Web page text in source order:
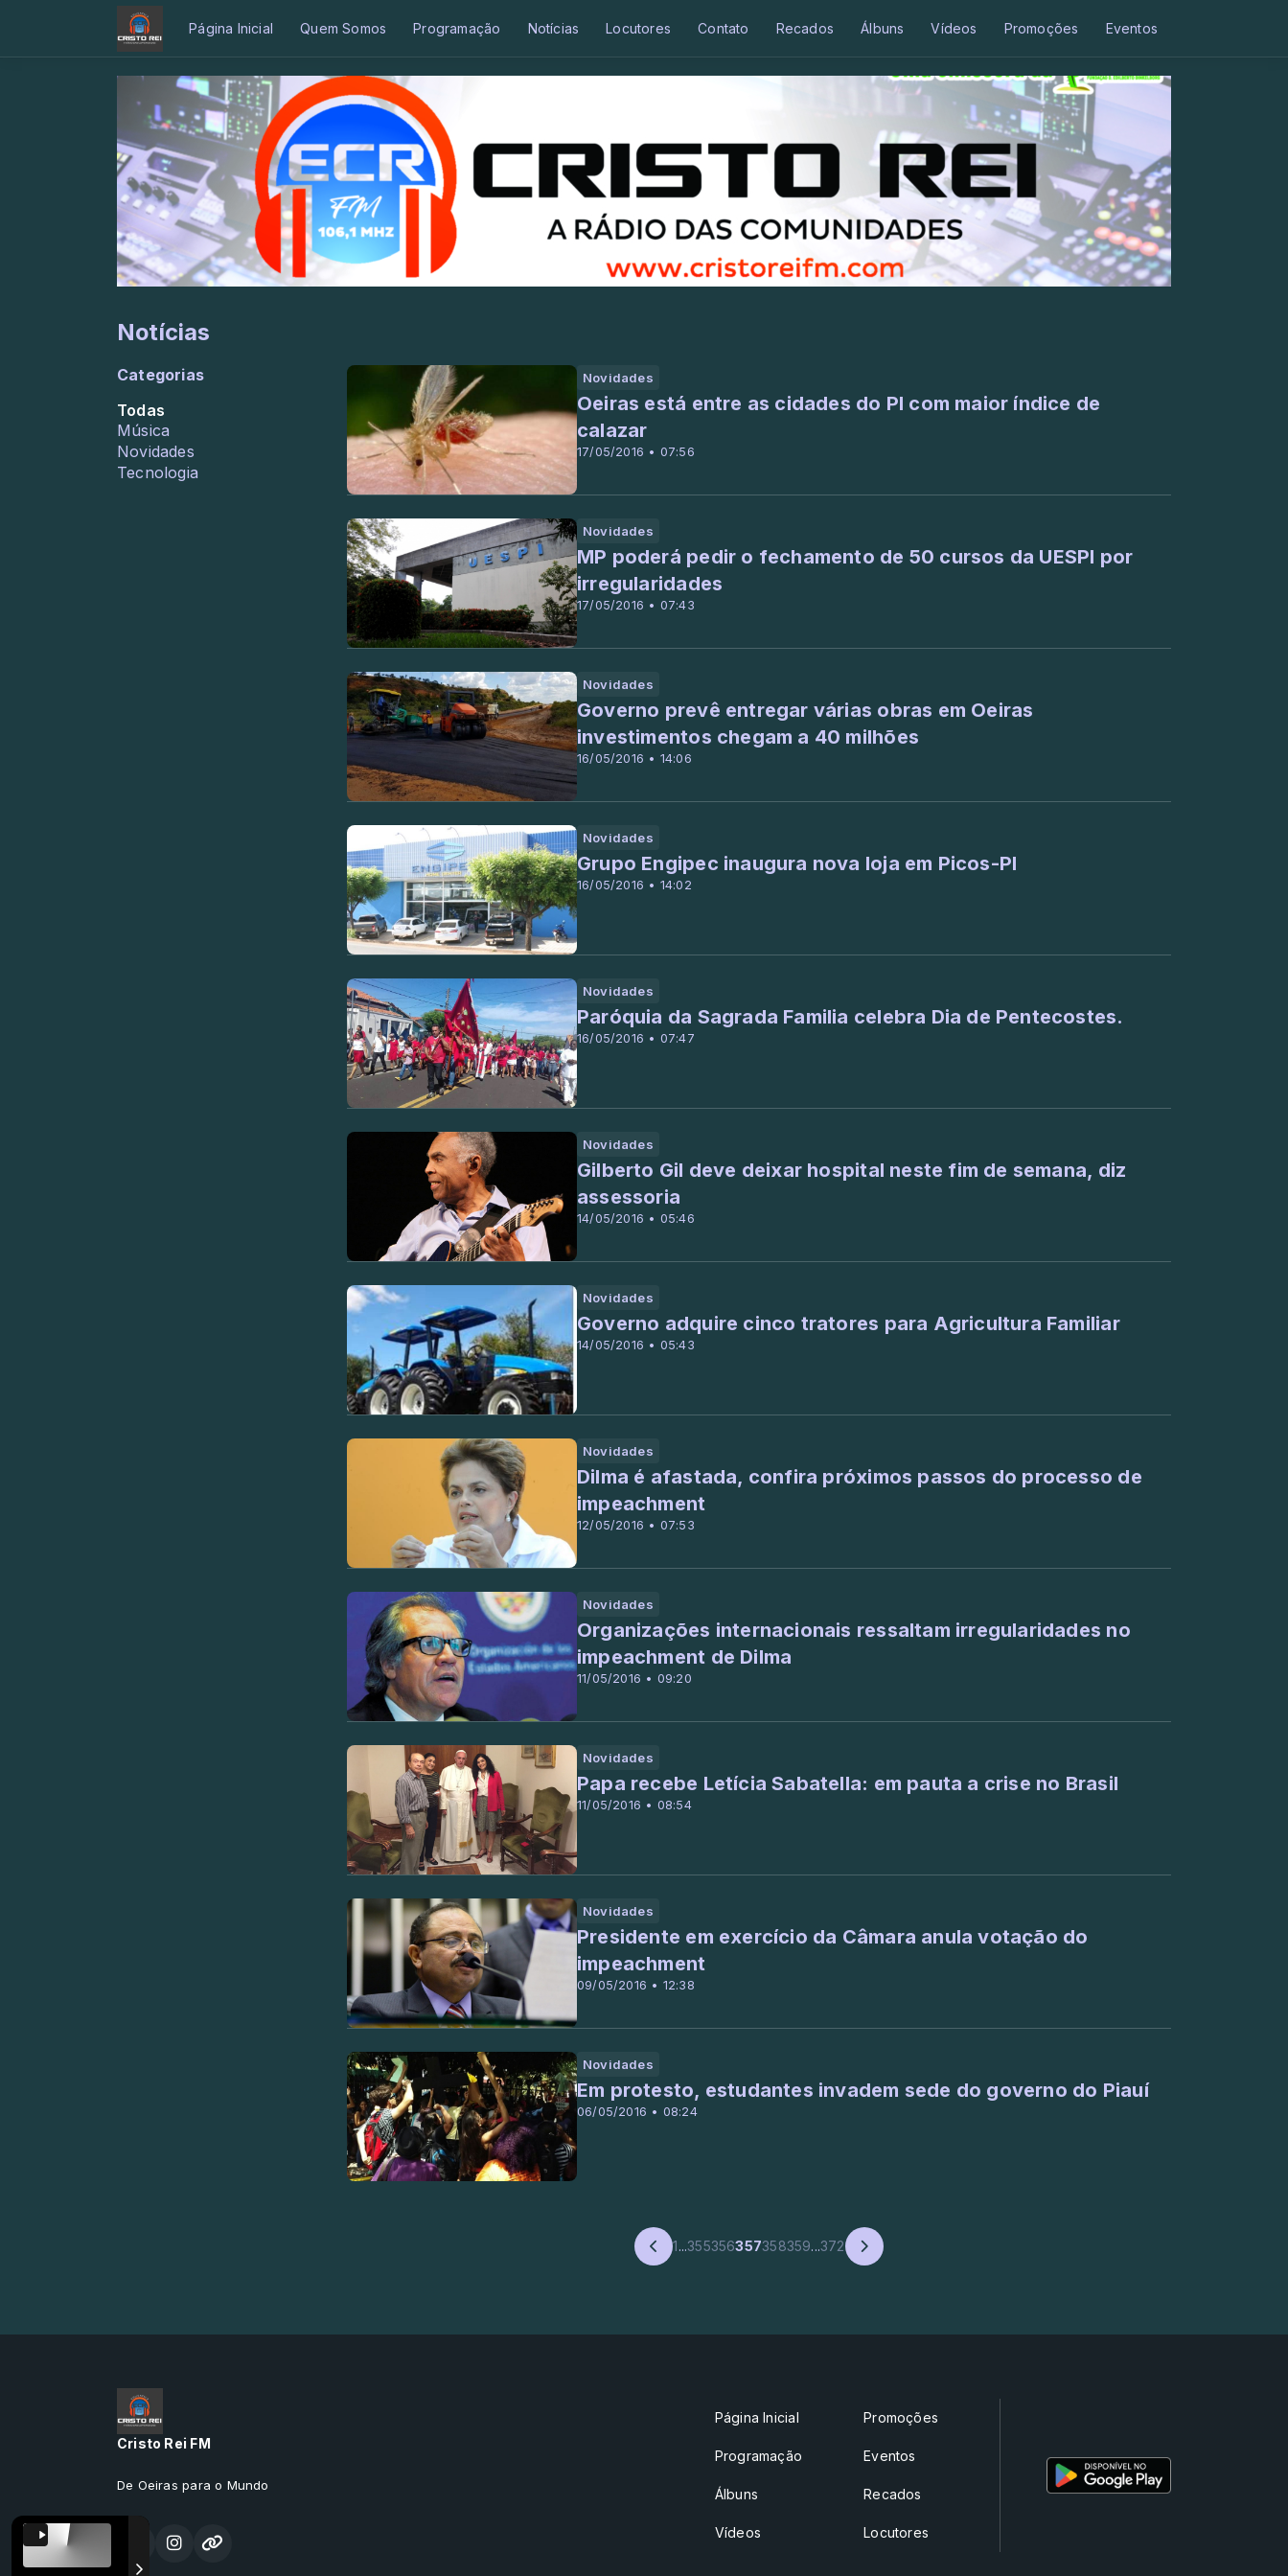
Página Inicial Quem Somos Programação Notícias Locutores Contato Recados Álbuns Vídeos Promoções Eventos
Notícias
Categorias
Todas
Música
Novidades
Tecnologia
Novidades
17/05/2016 • 07:56
Oeiras está entre as cidades do PI com maior índice de
calazar
Novidades
17/05/2016 • 07:43
MP poderá pedir o fechamento de 50 cursos da UESPI por
irregularidades
Novidades
16/05/2016 • 14:06
Governo prevê entregar várias obras em Oeiras
investimentos chegam a 40 milhões
Novidades
16/05/2016 • 14:02
Grupo Engipec inaugura nova loja em Picos-PI
Novidades
16/05/2016 • 07:47
Paróquia da Sagrada Familia celebra Dia de Pentecostes.
Novidades
14/05/2016 • 05:46
Gilberto Gil deve deixar hospital neste fim de semana, diz
assessoria
Novidades
14/05/2016 • 05:43
Governo adquire cinco tratores para Agricultura Familiar
Novidades
12/05/2016 • 07:53
Dilma é afastada, confira próximos passos do processo de
impeachment
Novidades
11/05/2016 • 09:20
Organizações internacionais ressaltam irregularidades no
impeachment de Dilma
Novidades
11/05/2016 • 08:54
Papa recebe Letícia Sabatella: em pauta a crise no Brasil
Novidades
09/05/2016 • 12:38
Presidente em exercício da Câmara anula votação do
impeachment
Novidades
06/05/2016 • 08:24
Em protesto, estudantes invadem sede do governo do Piauí
1...355356357358359...372
Cristo Rei FM
De Oeiras para o Mundo
Página Inicial
Programação
Álbuns
Vídeos
Promoções
Eventos
Recados
Locutores